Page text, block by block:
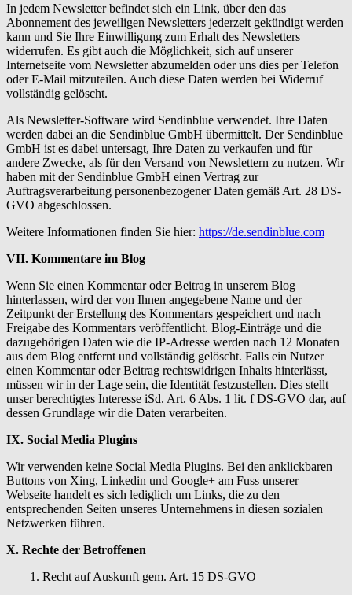
In jedem Newsletter befindet sich ein Link, über den das
Abonnement des jeweiligen Newsletters jederzeit gekündigt werden
kann und Sie Ihre Einwilligung zum Erhalt des Newsletters
widerrufen. Es gibt auch die Möglichkeit, sich auf unserer
Internetseite vom Newsletter abzumelden oder uns dies per Telefon
oder E-Mail mitzuteilen. Auch diese Daten werden bei Widerruf
vollständig gelöscht.
Als Newsletter-Software wird Sendinblue verwendet. Ihre Daten
werden dabei an die Sendinblue GmbH übermittelt. Der Sendinblue
GmbH ist es dabei untersagt, Ihre Daten zu verkaufen und für
andere Zwecke, als für den Versand von Newslettern zu nutzen. Wir
haben mit der Sendinblue GmbH einen Vertrag zur
Auftragsverarbeitung personenbezogener Daten gemäß Art. 28 DS-
GVO abgeschlossen.
Weitere Informationen finden Sie hier: https://de.sendinblue.com
VII. Kommentare im Blog
Wenn Sie einen Kommentar oder Beitrag in unserem Blog
hinterlassen, wird der von Ihnen angegebene Name und der
Zeitpunkt der Erstellung des Kommentars gespeichert und nach
Freigabe des Kommentars veröffentlicht. Blog-Einträge und die
dazugehörigen Daten wie die IP-Adresse werden nach 12 Monaten
aus dem Blog entfernt und vollständig gelöscht. Falls ein Nutzer
einen Kommentar oder Beitrag rechtswidrigen Inhalts hinterlässt,
müssen wir in der Lage sein, die Identität festzustellen. Dies stellt
unser berechtigtes Interesse iSd. Art. 6 Abs. 1 lit. f DS-GVO dar, auf
dessen Grundlage wir die Daten verarbeiten.
IX. Social Media Plugins
Wir verwenden keine Social Media Plugins. Bei den anklickbaren
Buttons von Xing, Linkedin und Google+ am Fuss unserer
Webseite handelt es sich lediglich um Links, die zu den
entsprechenden Seiten unseres Unternehmens in diesen sozialen
Netzwerken führen.
X. Rechte der Betroffenen
1. Recht auf Auskunft gem. Art. 15 DS-GVO